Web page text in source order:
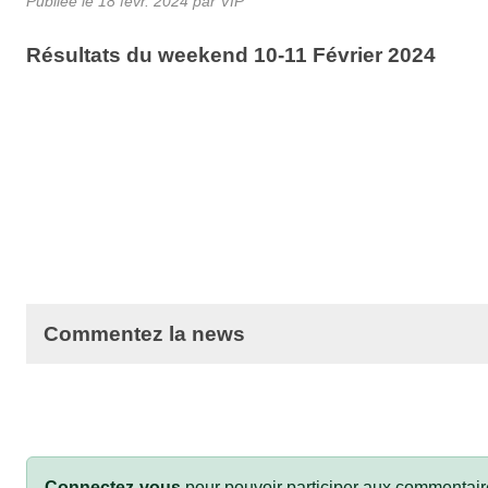
Résultats du weekend 10-11 Février 2024
Commentez la news